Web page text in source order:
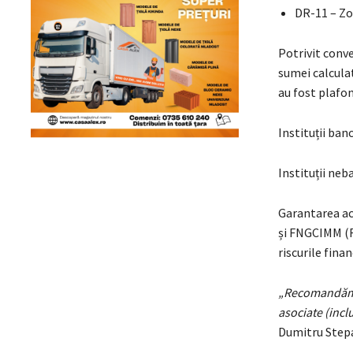
DR-11 –
Potrivit
sumei
au fost
Instituții
Instituții
Garantarea
și FNGCIMM
riscurile
asociate
Dumitru